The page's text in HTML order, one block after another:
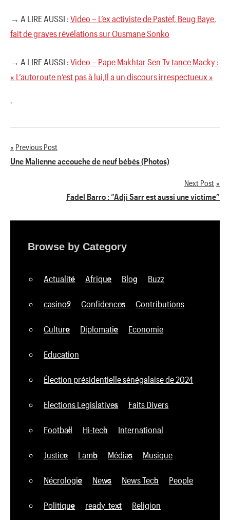
→ A LIRE AUSSI : Video – L’ex activiste de Pastef, Beug Baye,
fait de graves révélations sur Ousmane Sonko
→ A LIRE AUSSI : Video – Pape Makhtar Sen Tv tance Macky :
« L’autoroute n’est pas à lui,Il a un discours irrespectueux »
'
Navigation
Previous Post
Une Malienne accouche de neuf bébés (Photos)
Next Post
Fadel Barro : “Adji Sarr est aussi une victime”
Browse by Category
Actualité Afrique Blog Buzz
casino2 Confidences Contributions
Culture Diplomatie Economie
Education
Élection présidentielle sénégalaise de 2024
Elections Legislatives Faits Divers
Football Hi-tech International
Justice Lamb Médias Musique
Nécrologie News News Tech People
Politique ready_text Religion